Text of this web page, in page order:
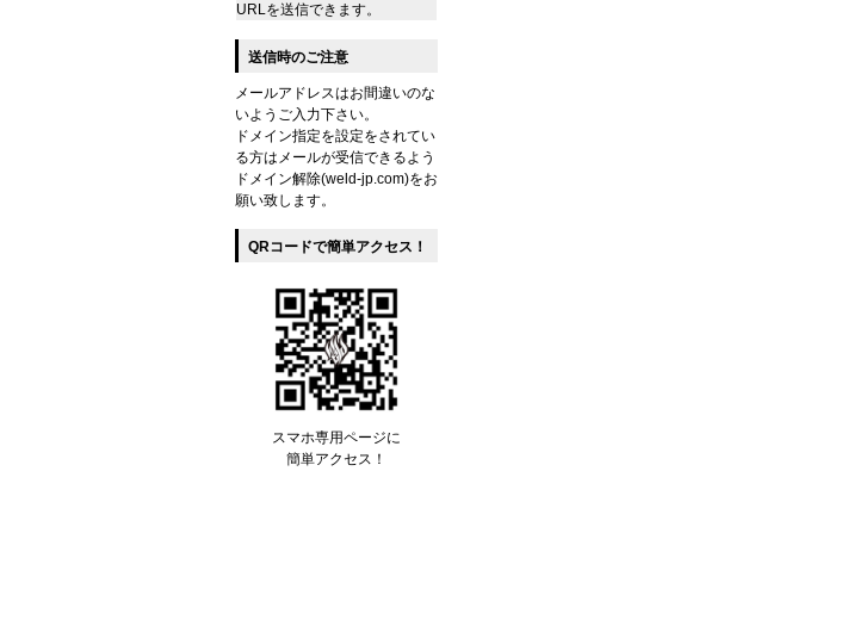
URLを送信できます。
送信時のご注意
メールアドレスはお間違いのな
いようご入力下さい。
ドメイン指定を設定をされてい
る方はメールが受信できるよう
ドメイン解除(weld-jp.com)をお
願い致します。
QRコードで簡単アクセス！
スマホ専用ページに
簡単アクセス！